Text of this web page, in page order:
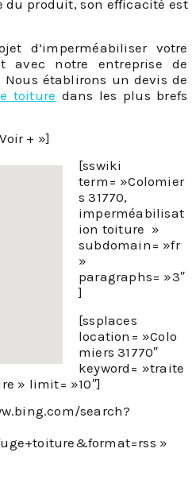
du produit, son efficacité est
d’imperméabiliser votre
avec notre entreprise de
toiture dans les plus brefs
+ »]
[sswiki
term= »Colomier
s 31770,
imperméabilisat
ion toiture »
subdomain= »fr
»
paragraphs= »3″
]
[ssplaces
location= »Colo
miers 31770″
keyword= »traite
» limit= »10″]
search?
»